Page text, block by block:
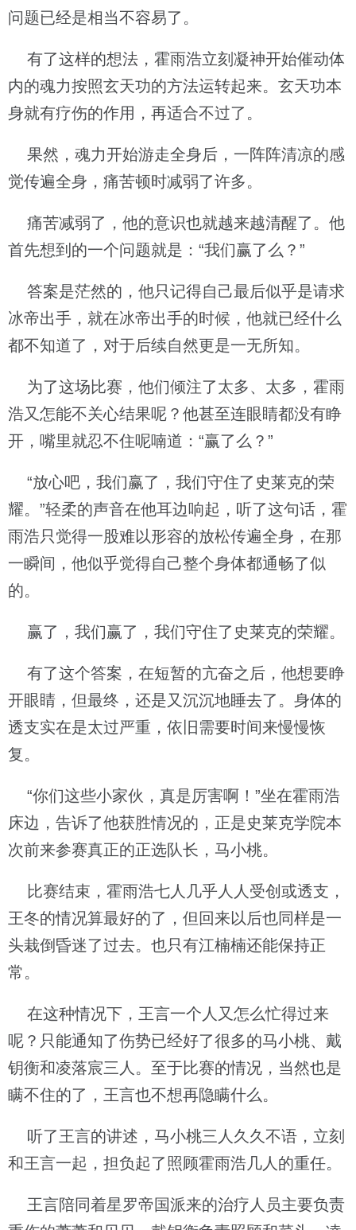
问题已经是相当不容易了。
有了这样的想法，霍雨浩立刻凝神开始催动体
内的魂力按照玄天功的方法运转起来。玄天功本
身就有疗伤的作用，再适合不过了。
果然，魂力开始游走全身后，一阵阵清凉的感
觉传遍全身，痛苦顿时减弱了许多。
痛苦减弱了，他的意识也就越来越清醒了。他
首先想到的一个问题就是：“我们赢了么？”
答案是茫然的，他只记得自己最后似乎是请求
冰帝出手，就在冰帝出手的时候，他就已经什么
都不知道了，对于后续自然更是一无所知。
为了这场比赛，他们倾注了太多、太多，霍雨
浩又怎能不关心结果呢？他甚至连眼睛都没有睁
开，嘴里就忍不住呢喃道：“赢了么？”
“放心吧，我们赢了，我们守住了史莱克的荣
耀。”轻柔的声音在他耳边响起，听了这句话，霍
雨浩只觉得一股难以形容的放松传遍全身，在那
一瞬间，他似乎觉得自己整个身体都通畅了似
的。
赢了，我们赢了，我们守住了史莱克的荣耀。
有了这个答案，在短暂的亢奋之后，他想要睁
开眼睛，但最终，还是又沉沉地睡去了。身体的
透支实在是太过严重，依旧需要时间来慢慢恢
复。
“你们这些小家伙，真是厉害啊！”坐在霍雨浩
床边，告诉了他获胜情况的，正是史莱克学院本
次前来参赛真正的正选队长，马小桃。
比赛结束，霍雨浩七人几乎人人受创或透支，
王冬的情况算最好的了，但回来以后也同样是一
头栽倒昏迷了过去。也只有江楠楠还能保持正
常。
在这种情况下，王言一个人又怎么忙得过来
呢？只能通知了伤势已经好了很多的马小桃、戴
钥衡和凌落宸三人。至于比赛的情况，当然也是
瞒不住的了，王言也不想再隐瞒什么。
听了王言的讲述，马小桃三人久久不语，立刻
和王言一起，担负起了照顾霍雨浩几人的重任。
王言陪同着星罗帝国派来的治疗人员主要负责